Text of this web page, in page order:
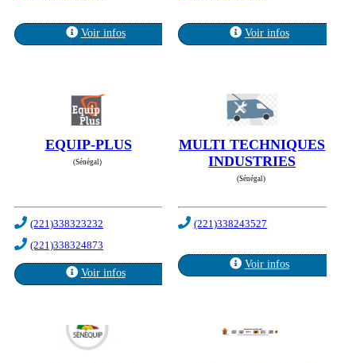
Voir infos Voir infos
EQUIP-PLUS
(Sénégal)
(221)338323232
(221)338324873
Voir infos
MULTI TECHNIQUES
INDUSTRIES
(Sénégal)
(221)338243527
Voir infos